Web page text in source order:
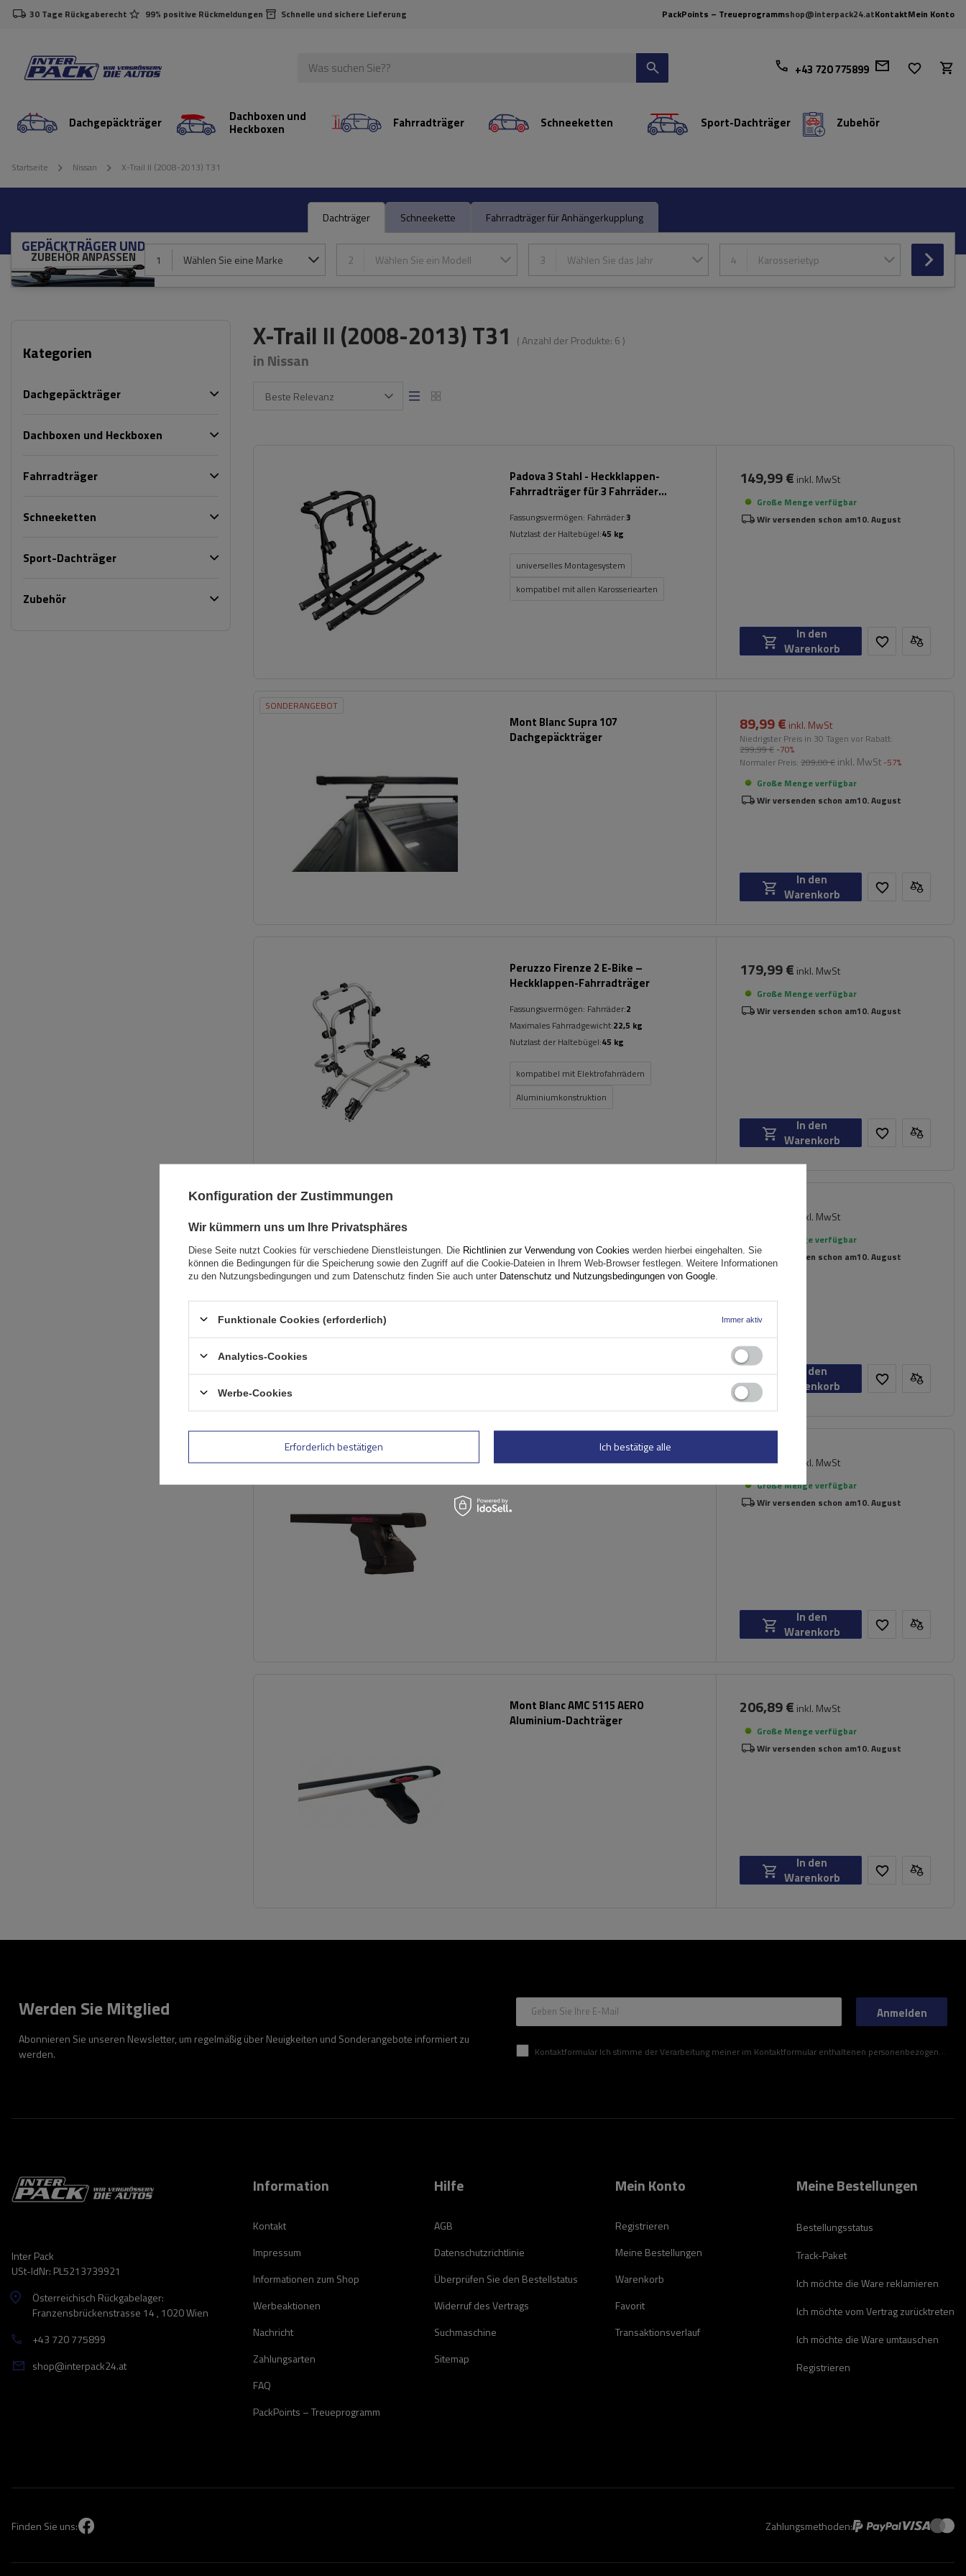
30 Tage Rückgaberecht 99% positive Rückmeldungen Schnelle und sichere Lieferung PackPoints – Treueprogrammshop@interpack24.atKontaktMein Konto
+43 720 775899
Dachgepäckträger Dachboxen und
Heckboxen Fahrradträger Schneeketten Sport-Dachträger Zubehör
Startseite Nissan X-Trail II (2008-2013) T31
Dachträger Schneekette Fahrradträger für Anhängerkupplung
GEPÄCKTRÄGER UND
ZUBEHÖR ANPASSEN 1 Wählen Sie eine Marke 2 Wählen Sie ein Modell 3 Wählen Sie das Jahr 4 Karosserietyp
Kategorien
Dachgepäckträger
Dachboxen und Heckboxen
Fahrradträger
Schneeketten
Sport-Dachträger
Zubehör
X-Trail II (2008-2013) T31 ( Anzahl der Produkte: 6 )
in Nissan
Beste Relevanz
Padova 3 Stahl - Heckklappen-
Fahrradträger für 3 Fahrräder
Fassungsvermögen: Fahrräder:3
Nutzlast der Haltebügel:45 kg
universelles Montagesystem
kompatibel mit allen Karosseriearten
149,99 € inkl. MwSt
Große Menge verfügbar
Wir versenden schon am10. August
In den
Warenkorb
SONDERANGEBOT
Mont Blanc Supra 107
Dachgepäckträger
89,99 € inkl. MwSt
Niedrigster Preis in 30 Tagen vor Rabatt:
299,99 € -70%
Normaler Preis: 209,00 € inkl. MwSt -57%
Große Menge verfügbar
Wir versenden schon am10. August
In den
Warenkorb
Peruzzo Firenze 2 E-Bike –
Heckklappen-Fahrradträger
Fassungsvermögen: Fahrräder:2
Maximales Fahrradgewicht:22,5 kg
Nutzlast der Haltebügel:45 kg
kompatibel mit Elektrofahrrädern
Aluminiumkonstruktion
179,99 € inkl. MwSt
Große Menge verfügbar
Wir versenden schon am10. August
In den
Warenkorb
inkl. MwSt
Große Menge verfügbar
Wir versenden schon am10. August
In den
Warenkorb
Mont Blanc AMC Universal-
134,49 € inkl. MwSt
Große Menge verfügbar
Wir versenden schon am10. August
In den
Warenkorb
Mont Blanc AMC 5115 AERO
Aluminium-Dachträger
206,89 € inkl. MwSt
Große Menge verfügbar
Wir versenden schon am10. August
In den
Warenkorb
Werden Sie Mitglied
Abonnieren Sie unseren Newsletter, um regelmäßig über Neuigkeiten und Sonderangebote informiert zu
werden.
Geben Sie Ihre E-Mail
Kontaktformular Ich stimme der Verarbeitung meiner im Kontaktformular enthaltenen personenbezogenen Daten gemäß der Verordnung (EU) des Europäischen Parlaments und des Rates zu.
Anmelden
Inter Pack
USt-IdNr: PL5213739921
Österreichisch Rückgabelager:
Franzensbrückenstrasse 14 , 1020 Wien
+43 720 775899
shop@interpack24.at
Information
Kontakt
Impressum
Informationen zum Shop
Werbeaktionen
Nachricht
Zahlungsarten
FAQ
PackPoints – Treueprogramm
Hilfe
AGB
Datenschutzrichtlinie
Überprüfen Sie den Bestellstatus
Widerruf des Vertrags
Suchmaschine
Sitemap
Mein Konto
Registrieren
Meine Bestellungen
Warenkorb
Favorit
Transaktionsverlauf
Meine Bestellungen
Bestellungsstatus
Track-Paket
Ich möchte die Ware reklamieren
Ich möchte vom Vertrag zurücktreten
Ich möchte die Ware umtauschen
Registrieren
Finden Sie uns: Zahlungsmethoden:
Konfiguration der Zustimmungen
Wir kümmern uns um Ihre Privatsphäres
Diese Seite nutzt Cookies für verschiedene Dienstleistungen. Die Richtlinien zur Verwendung von Cookies werden hierbei eingehalten. Sie
können die Bedingungen für die Speicherung sowie den Zugriff auf die Cookie-Dateien in Ihrem Web-Browser festlegen. Weitere Informationen
zu den Nutzungsbedingungen und zum Datenschutz finden Sie auch unter Datenschutz und Nutzungsbedingungen von Google
Funktionale Cookies (erforderlich) Immer aktiv
Analytics-Cookies
Werbe-Cookies
Erforderlich bestätigen Ich bestätige alle